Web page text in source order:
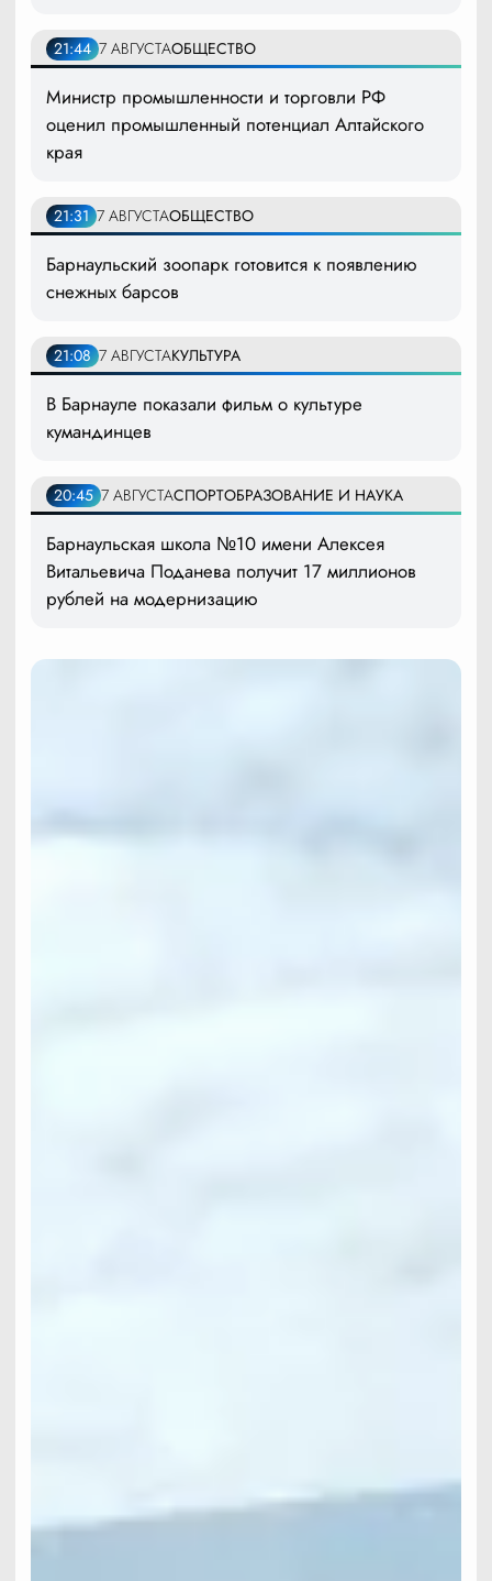
21:44 7 АВГУСТАОБЩЕСТВО
Министр промышленности и торговли РФ
оценил промышленный потенциал Алтайского
края
21:31 7 АВГУСТАОБЩЕСТВО
Барнаульский зоопарк готовится к появлению
снежных барсов
21:08 7 АВГУСТАКУЛЬТУРА
В Барнауле показали фильм о культуре
кумандинцев
20:45 7 АВГУСТАСПОРТОБРАЗОВАНИЕ И НАУКА
Барнаульская школа №10 имени Алексея
Витальевича Поданева получит 17 миллионов
рублей на модернизацию